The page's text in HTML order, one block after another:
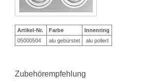
Artikel-Nr. Farbe
Innenring
05000504
alu gebürstet alu poliert
Zubehörempfehlung